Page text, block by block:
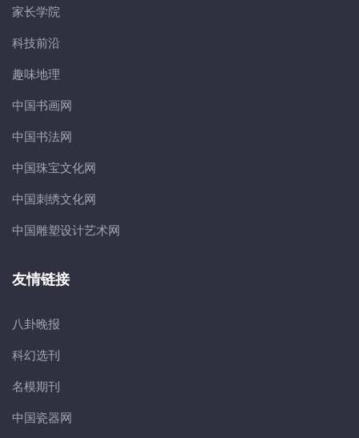
家长学院
科技前沿
趣味地理
中国书画网
中国书法网
中国珠宝文化网
中国刺绣文化网
中国雕塑设计艺术网
友情链接
八卦晚报
科幻选刊
名模期刊
中国瓷器网